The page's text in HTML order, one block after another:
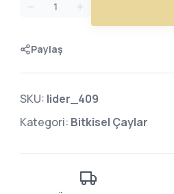
Paylaş
SKU: lider_409
Kategori: Bitkisel Çaylar